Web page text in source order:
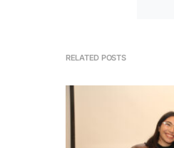
RELATED POSTS